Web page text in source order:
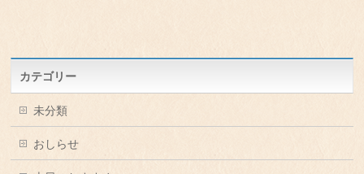
カテゴリー
未分類
おしらせ